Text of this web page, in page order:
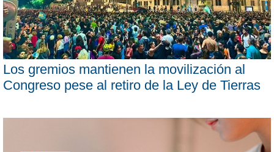
Los gremios mantienen la movilización al
Congreso pese al retiro de la Ley de Tierras